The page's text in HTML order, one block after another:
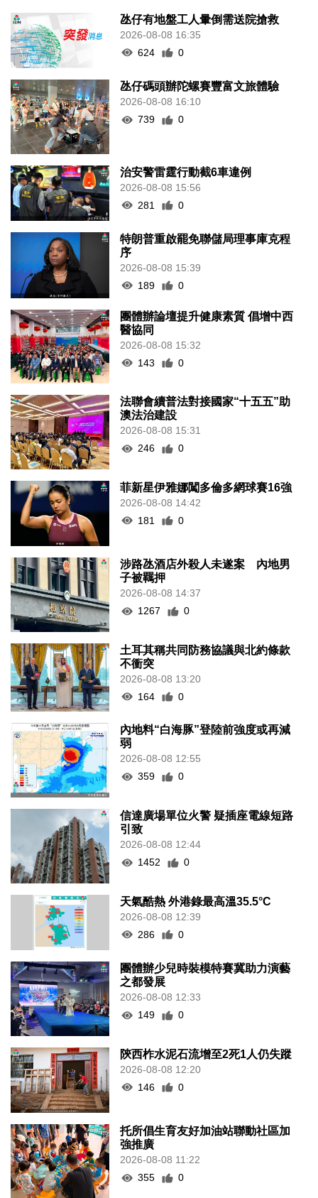
氹仔有地盤工人暈倒需送院搶救
2026-08-08 16:35
624
0
氹仔碼頭辦陀螺賽豐富文旅體驗
2026-08-08 16:10
739
0
治安警雷霆行動截6車違例
2026-08-08 15:56
281
0
特朗普重啟罷免聯儲局理事庫克程
序
2026-08-08 15:39
189
0
團體辦論壇提升健康素質 倡增中西
醫協同
2026-08-08 15:32
143
0
法聯會續普法對接國家“十五五”助
澳法治建設
2026-08-08 15:31
246
0
菲新星伊雅娜闖多倫多網球賽16強
2026-08-08 14:42
181
0
涉路氹酒店外殺人未遂案 內地男
子被羈押
2026-08-08 14:37
1267
0
土耳其稱共同防務協議與北約條款
不衝突
2026-08-08 13:20
164
0
內地料“白海豚”登陸前強度或再減
弱
2026-08-08 12:55
359
0
信達廣場單位火警 疑插座電線短路
引致
2026-08-08 12:44
1452
0
天氣酷熱 外港錄最高溫35.5°C
2026-08-08 12:39
286
0
團體辦少兒時裝模特賽冀助力演藝
之都發展
2026-08-08 12:33
149
0
陝西柞水泥石流增至2死1人仍失蹤
2026-08-08 12:20
146
0
托所倡生育友好加油站聯動社區加
強推廣
2026-08-08 11:22
355
0